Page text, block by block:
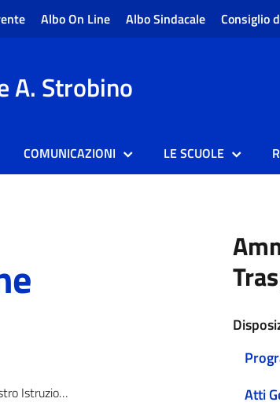
Albo On Line Albo Sindacale Consiglio
A. Strobino
COMUNICAZIONI LE SCUOLE
Patrizio Bianchi
Atti